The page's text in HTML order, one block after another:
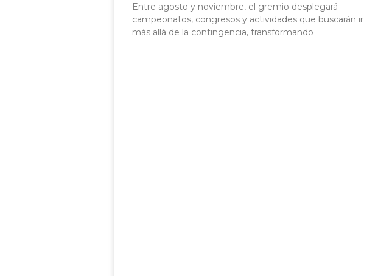
Entre agosto y noviembre, el gremio desplegará
campeonatos, congresos y actividades que buscarán ir
más allá de la contingencia, transformando